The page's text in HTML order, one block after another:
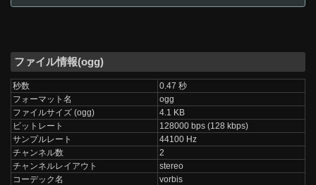
ファイル情報(ogg)
秒数
0.47 秒
フォーマット名
ogg
ファイルサイズ (ogg)
4.1 KB
ビットレート
128000 bps (128 kbps)
サンプルレート
44100 Hz
チャンネル数
2
チャンネルレイアウト
stereo
コーデック名
vorbis